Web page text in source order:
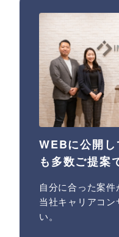
WEBに公開
も多数ご提案
自分に合った案件
当社キャリアコン
い。